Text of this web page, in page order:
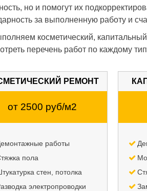
но и помогут их
за выполненную работу и
косметический,
перечень работ по каждому
РЕМОНТ
от 2500 руб/м2
работы
пола
стен, потолка
электропроводки